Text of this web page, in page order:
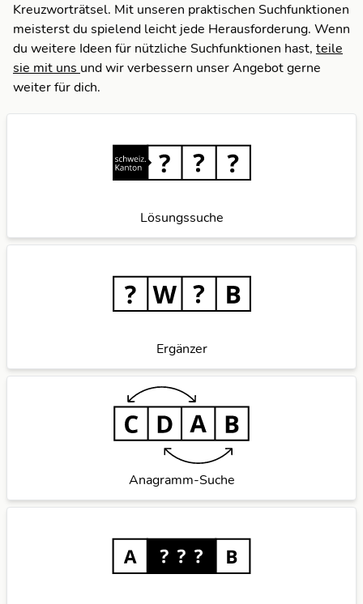
Kreuzworträtsel. Mit unseren praktischen Suchfunktionen
meisterst du spielend leicht jede Herausforderung. Wenn
du weitere Ideen für nützliche Suchfunktionen hast, teile
sie mit uns und wir verbessern unser Angebot gerne
weiter für dich.
Lösungssuche
Ergänzer
Anagramm-Suche